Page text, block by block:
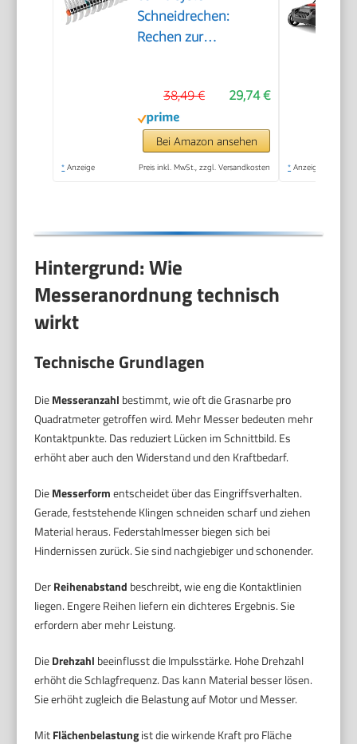
Schneidrechen:
Rechen zur
Arbeitsbreite, aus
hochwertigem
Qualitätsstahl, auch
zum Rechen von
29,74 €
38,49 €
Bei Amazon ansehen
* Anzeige Preis inkl. MwSt., zzgl. Versandkosten * Anzeige
Hintergrund: Wie
Messeranordnung technisch
wirkt
Technische Grundlagen
DieMesseranzahl bestimmt, wie oft die Grasnarbe pro
Quadratmeter getroffen wird. Mehr Messer bedeuten mehr
Kontaktpunkte. Das reduziert Lücken im Schnittbild. Es
erhöht aber auch den Widerstand und den Kraftbedarf.
DieMesserformentscheidet über das Eingriffsverhalten.
Gerade, feststehende Klingen schneiden scharf und ziehen
Material heraus. Federstahlmesser biegen sich bei
Hindernissen zurück. Sie sind nachgiebiger und schonender.
DerReihenabstand beschreibt, wie eng die Kontaktlinien
liegen. Engere Reihen liefern ein dichteres Ergebnis. Sie
erfordern aber mehr Leistung.
DieDrehzahl beeinflusst die Impulsstärke. Hohe Drehzahl
erhöht die Schlagfrequenz. Das kann Material besser lösen.
Sie erhöht zugleich die Belastung auf Motor und Messer.
MitFlächenbelastungist die wirkende Kraft pro Fläche